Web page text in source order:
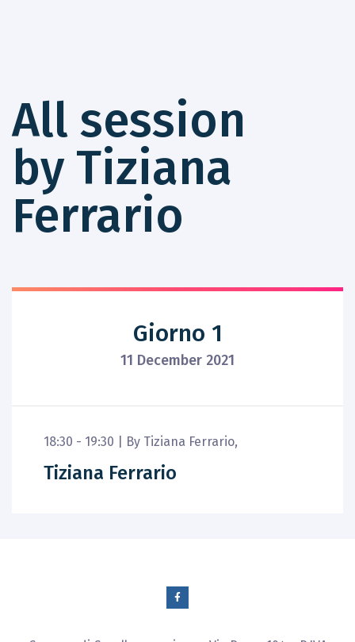
All session
by Tiziana
Ferrario
Giorno 1
11 December 2021
18:30 - 19:30 | By Tiziana Ferrario,
Tiziana Ferrario